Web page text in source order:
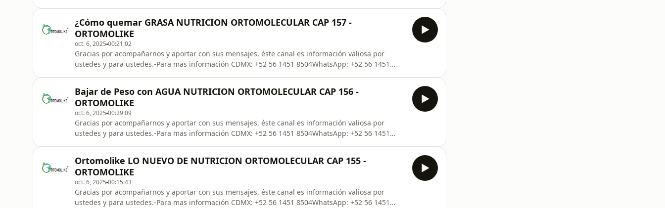
Gratuita
¿Cómo quemar GRASA NUTRICION ORTOMOLECULAR CAP 157 -
ORTOMOLIKE
oct. 6, 2025 00:21:02
Gracias por acompañarnos y aportar con sus mensajes, éste canal es información valiosa por
ustedes y para ustedes.-Para mas información CDMX: +52 56 1451 8504WhatsApp: +52 56 1451
Gratuita
Bajar de Peso con AGUA NUTRICION ORTOMOLECULAR CAP 156 -
ORTOMOLIKE
oct. 6, 2025 00:29:09
Gracias por acompañarnos y aportar con sus mensajes, éste canal es información valiosa por
ustedes y para ustedes.-Para mas información CDMX: +52 56 1451 8504WhatsApp: +52 56 1451
Gratuita
Ortomolike LO NUEVO DE NUTRICION ORTOMOLECULAR CAP 155 -
ORTOMOLIKE
oct. 6, 2025 00:15:43
Gracias por acompañarnos y aportar con sus mensajes, éste canal es información valiosa por
ustedes y para ustedes.-Para mas información CDMX: +52 56 1451 8504WhatsApp: +52 56 1451